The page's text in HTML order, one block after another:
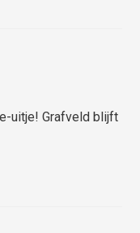
uitje! Grafveld blijft